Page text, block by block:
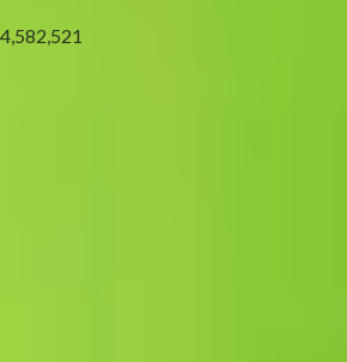
4,582,521